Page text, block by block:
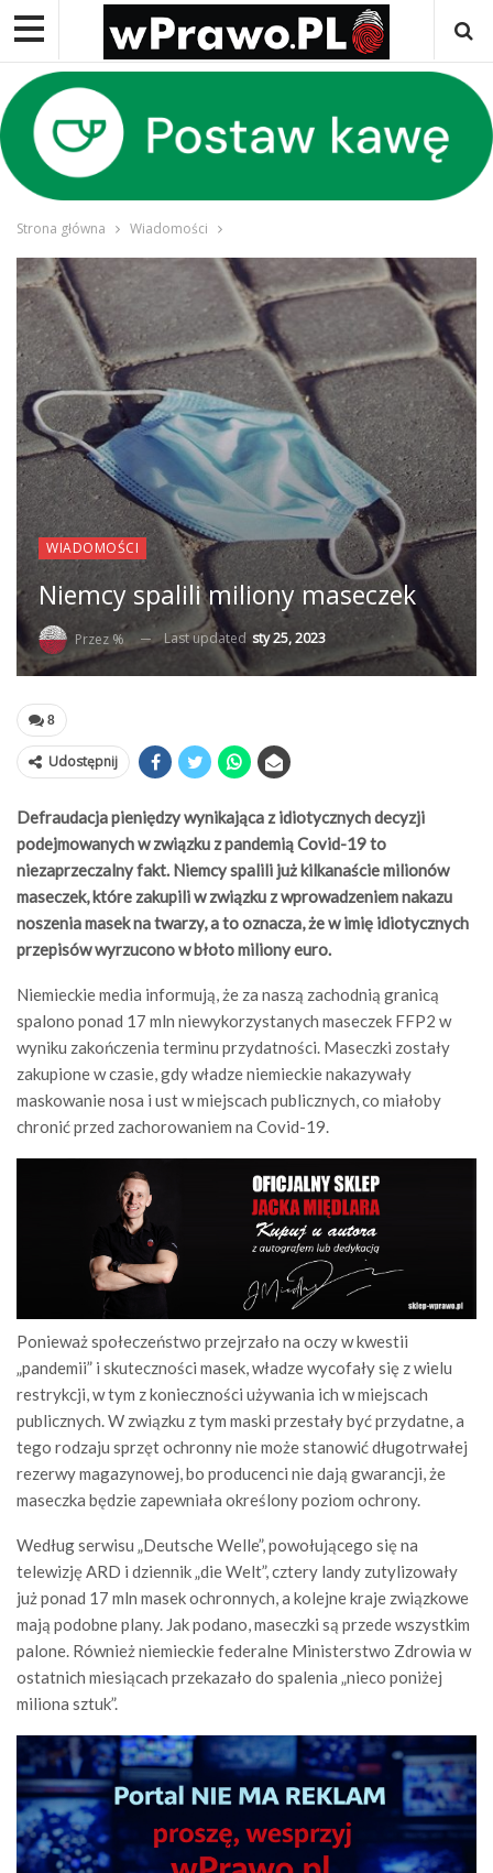
Strona główna Wiadomości
WIADOMOŚCI
Niemcy spalili miliony maseczek
Przez % Last updated sty 25, 2023
8
Udostępnij
Defraudacja pieniędzy wynikająca z idiotycznych decyzji
podejmowanych w związku z pandemią Covid-19 to
niezaprzeczalny fakt. Niemcy spalili już kilkanaście milionów
maseczek, które zakupili w związku z wprowadzeniem nakazu
noszenia masek na twarzy, a to oznacza, że w imię idiotycznych
przepisów wyrzucono w błoto miliony euro.
Niemieckie media informują, że za naszą zachodnią granicą
spalono ponad 17 mln niewykorzystanych maseczek FFP2 w
wyniku zakończenia terminu przydatności. Maseczki zostały
zakupione w czasie, gdy władze niemieckie nakazywały
maskowanie nosa i ust w miejscach publicznych, co miałoby
chronić przed zachorowaniem na Covid-19.
Ponieważ społeczeństwo przejrzało na oczy w kwestii
„pandemii” i skuteczności masek, władze wycofały się z wielu
restrykcji, w tym z konieczności używania ich w miejscach
publicznych. W związku z tym maski przestały być przydatne, a
tego rodzaju sprzęt ochronny nie może stanowić długotrwałej
rezerwy magazynowej, bo producenci nie dają gwarancji, że
maseczka będzie zapewniała określony poziom ochrony.
Według serwisu „Deutsche Welle”, powołującego się na
telewizję ARD i dziennik „die Welt”, cztery landy zutylizowały
już ponad 17 mln masek ochronnych, a kolejne kraje związkowe
mają podobne plany. Jak podano, maseczki są przede wszystkim
palone. Również niemieckie federalne Ministerstwo Zdrowia w
ostatnich miesiącach przekazało do spalenia „nieco poniżej
miliona sztuk”.